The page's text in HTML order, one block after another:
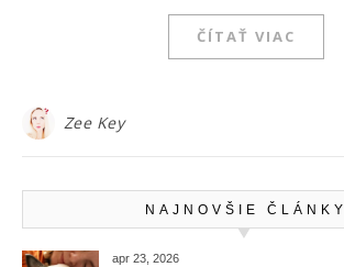
ČÍTAŤ VIAC
Zee Key
NAJNOVŠIE ČLÁNKY
apr 23, 2026